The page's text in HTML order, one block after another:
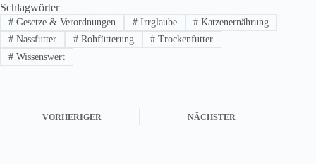
Schlagwörter
#Gesetze & Verordnungen #Irrglaube # Katzenernährung
#Nassfutter #Rohfütterung # Trockenfutter
#Wissenswert
VORHERIGER NÄCHSTER